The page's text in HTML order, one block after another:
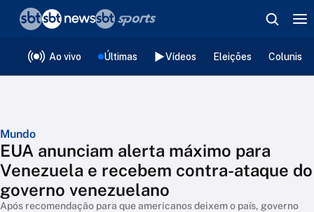
Ao vivo Últimas Vídeos Eleições
Mundo
EUA anunciam alerta máximo para
Venezuela e recebem contra-ataque do
governo venezuelano
Após recomendação para que americanos deixem o país, governo
❮voltar
Editorias